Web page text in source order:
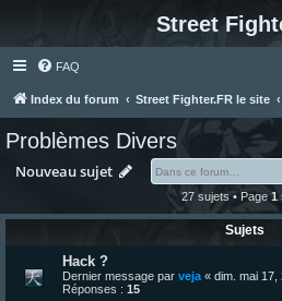
Street
FAQ
Index du forum Street Fighter.FR le site
Problèmes Divers
Nouveau sujet
27 sujets • Page 1
Sujets
Hack ?
Dernier message par veja « dim. mai 17,
Réponses : 15